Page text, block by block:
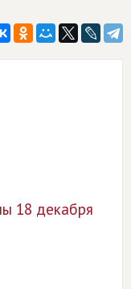
18 декабря